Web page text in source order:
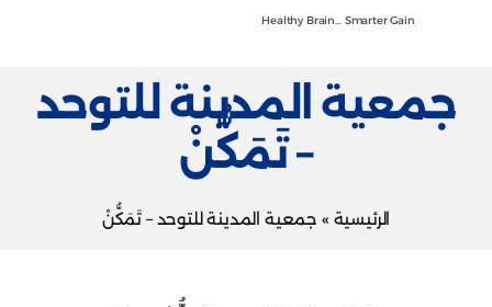
Healthy Brain… Smarter Gain
جمعية المدينة للتوحد
– تَمَكُّنْ
الرئيسية » جمعية المدينة للتوحد – تَمَكُّنْ